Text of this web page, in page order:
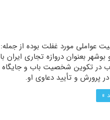
عواملی مورد غفلت بوده از جمله:
بوشهر بعنوان دروازه تجاری ایران با
در تکوین شخصیت باب و جایگاه
پرورش و تأیید دعاوی او.
»